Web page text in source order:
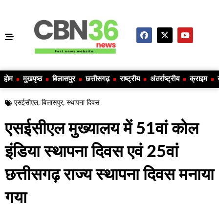
होम मुखपृष्ठ बिलासपुर छत्तीसगढ़ राष्ट्रीय अंतर्राष्ट्रीय क्राइम
एसईसीएल, बिलासपुर, स्थापना दिवस
एसईसीएल मुख्यालय में 51वां कोल
इंडिया स्थापना दिवस एवं 25वां
छत्तीसगढ़ राज्य स्थापना दिवस मनाया
गया